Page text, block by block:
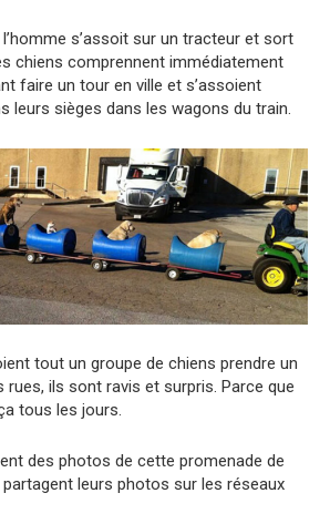
s’assoit sur un tracteur et sort
chiens comprennent immédiatement
faire un tour en ville et s’assoient
leurs sièges dans les wagons du train.
tout un groupe de chiens prendre un
rues, ils sont ravis et surpris. Parce que
tous les jours.
des photos de cette promenade de
leurs photos sur les réseaux